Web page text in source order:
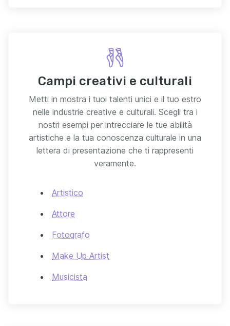
Campi creativi e culturali
Metti in mostra i tuoi talenti unici e il tuo estro
nelle industrie creative e culturali. Scegli tra i
nostri esempi per intrecciare le tue abilità
artistiche e la tua conoscenza culturale in una
lettera di presentazione che ti rappresenti
veramente.
Artistico
Attore
Fotografo
Make Up Artist
Musicista